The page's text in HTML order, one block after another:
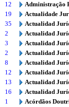
12
Administração
19
Actualidade
35
Actualidad
2
Actualidad
3
Actualidad
2
Actualidad
8
Actualidad
12
Actualidad
13
Actualidad
16
Actualidad
1
Acórdãos